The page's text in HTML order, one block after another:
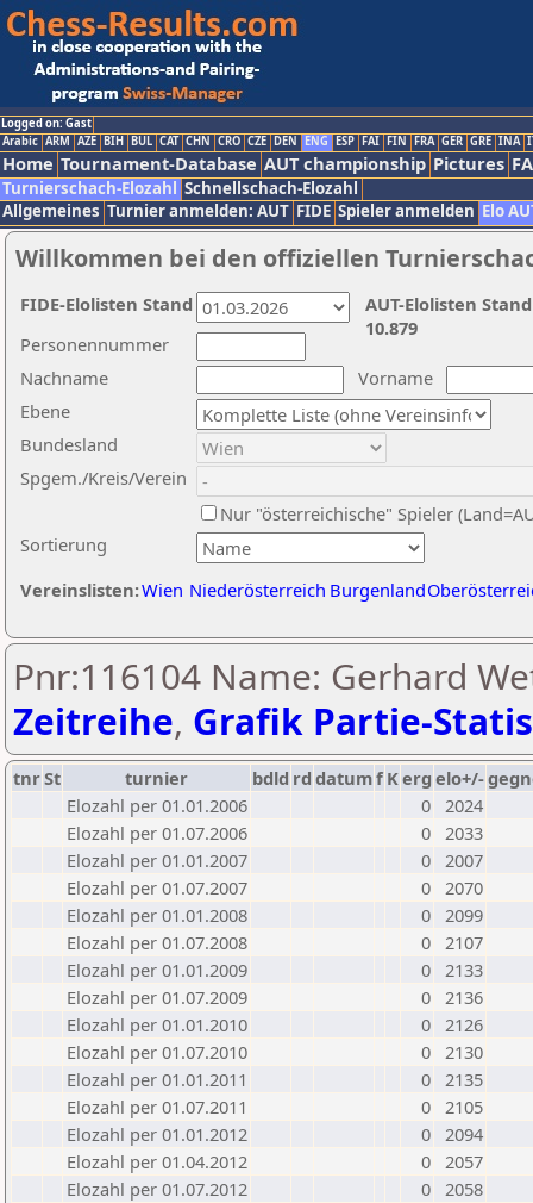
Logged on: Gast
Arabic ARM AZE BIH BUL CAT CHN CRO CZE DEN ENG ESP FAI FIN FRA GER GRE INA
Home Tournament-Database AUT championship Pictures
Turnierschach-Elozahl Schnellschach-Elozahl
Allgemeines Turnier anmelden: AUT FIDE Spieler anmelden Elo
Willkommen bei den offiziellen
Nachname
Vorname
Ebene
Sortierung
Personennummer
Bundesland
Spgem./Kreis/Verein
Nur "österreichische" Spieler
Vereinslisten:Wien Niederösterreich Burgenland
AUT-Elolisten
10.879
FIDE-Elolisten Stand
Pnr:116104 Name: Gerhard
Zeitreihe, Grafik Partie-
tnrSt turnier bdld rd datumf Kerg elo+/-
Elozahl per 01.01.2006
0 2024
Elozahl per 01.07.2006
0 2033
Elozahl per 01.01.2007
0 2007
Elozahl per 01.07.2007
0 2070
Elozahl per 01.01.2008
0 2099
Elozahl per 01.07.2008
0 2107
Elozahl per 01.01.2009
0 2133
Elozahl per 01.07.2009
0 2136
Elozahl per 01.01.2010
0 2126
Elozahl per 01.07.2010
0 2130
Elozahl per 01.01.2011
0 2135
Elozahl per 01.07.2011
0 2105
Elozahl per 01.01.2012
0 2094
Elozahl per 01.04.2012
0 2057
Elozahl per 01.07.2012
0 2058